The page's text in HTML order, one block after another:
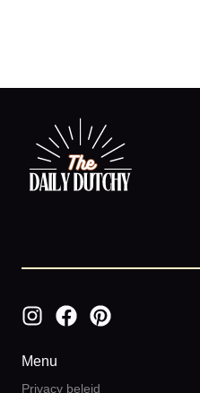
Menu
Privacy beleid